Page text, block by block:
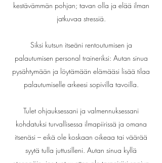
kestävämmän pohjan; tavan olla ja elää ilman
jatkuvaa stressiä.
Siksi kutsun itseäni rentoutumisen ja
palautumisen personal traineriksi: Autan sinua
pysähtymään ja löytämään elämääsi lisää tilaa
palautumiselle arkeesi sopivilla tavoilla.
Tulet ohjauksessani ja valmennuksessani
kohdatuksi turvallisessa ilmapiirissä ja omana
itsenäsi – eikä ole koskaan oikeaa tai väärää
syytä tulla juttusilleni. Autan sinua kyllä